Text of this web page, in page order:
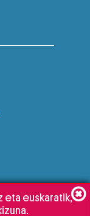
eta euskaratik,